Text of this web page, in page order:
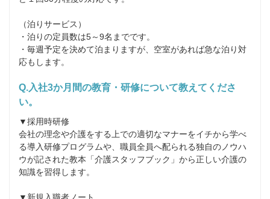
（泊りサービス）
・泊りの定員数は5～9名までです。
・毎週予定を決めて泊まりますが、空室があれば急な泊り対
応もします。
Q.入社3か月間の教育・研修について教えてくださ
い。
▼採用時研修
会社の理念や介護をする上での適切なマナーをイチから学べ
る導入研修プログラムや、職員全員へ配られる独自のノウハ
ウが記された教本「介護スタッフブック」から正しい介護の
知識を習得します。